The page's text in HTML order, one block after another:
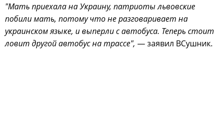
"Мать приехала на Украину, патриоты львовские
побили мать, потому что не разговаривает на
украинском языке, и выперли с автобуса. Теперь стоит
ловит другой автобус на трассе", — заявил ВСушник.